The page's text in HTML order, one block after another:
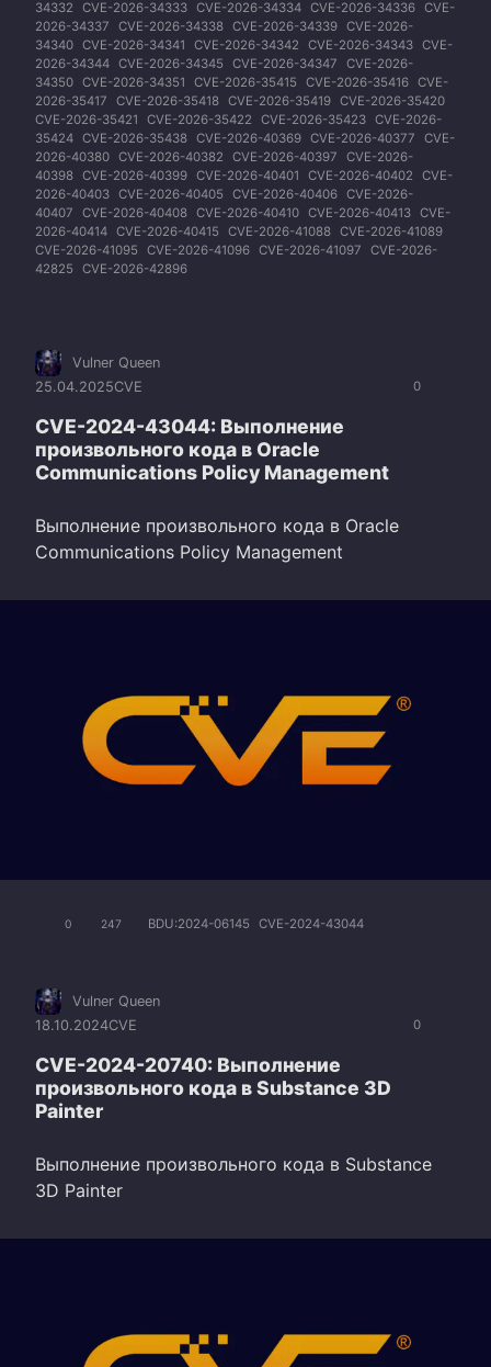
34332 CVE-2026-34333 CVE-2026-34334 CVE-2026-34336 CVE-
2026-34337
CVE-2026-34338 CVE-2026-34339 CVE-2026-
34340 CVE-2026-34341 CVE-2026-34342 CVE-2026-34343 CVE-
2026-34344 CVE-2026-34345 CVE-2026-34347
CVE-2026-
34350 CVE-2026-34351 CVE-2026-35415 CVE-2026-35416 CVE-
2026-35417
CVE-2026-35418 CVE-2026-35419 CVE-2026-35420
CVE-2026-35421
CVE-2026-35422 CVE-2026-35423 CVE-2026-
35424 CVE-2026-35438 CVE-2026-40369 CVE-2026-40377
CVE-
2026-40380 CVE-2026-40382 CVE-2026-40397
CVE-2026-
40398 CVE-2026-40399 CVE-2026-40401 CVE-2026-40402
CVE-
2026-40403 CVE-2026-40405 CVE-2026-40406 CVE-2026-
40407
CVE-2026-40408 CVE-2026-40410 CVE-2026-40413 CVE-
2026-40414 CVE-2026-40415 CVE-2026-41088 CVE-2026-41089
CVE-2026-41095
CVE-2026-41096 CVE-2026-41097
CVE-2026-
42825
CVE-2026-42896
0
Vulner Queen
25.04.2025CVE
CVE-2024-43044: Выполнение
произвольного кода в Oracle
Communications Policy Management
Выполнение произвольного кода в Oracle
Communications Policy Management
0 247 BDU:2024-06145 CVE-2024-43044
0
Vulner Queen
18.10.2024CVE
CVE-2024-20740: Выполнение
произвольного кода в Substance 3D
Painter
Выполнение произвольного кода в Substance
3D Painter